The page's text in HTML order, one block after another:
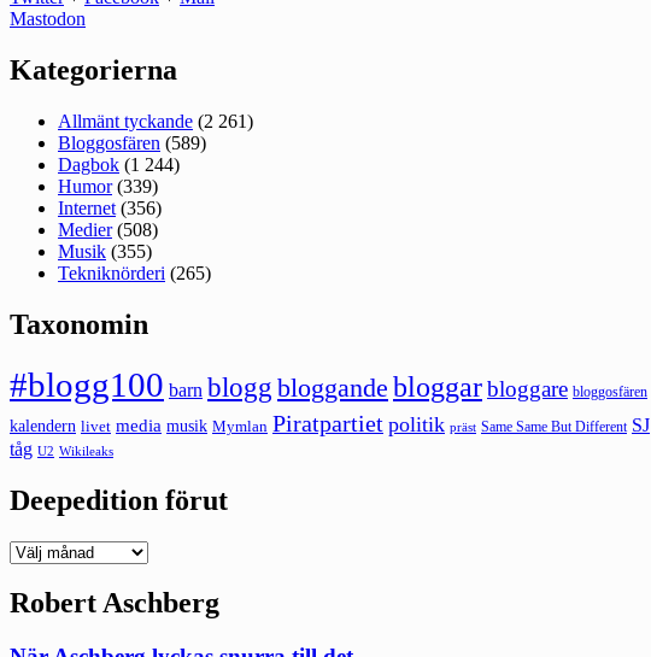
Mastodon
Kategorierna
Allmänt tyckande (2 261)
Bloggosfären (589)
Dagbok (1 244)
Humor(339)
Internet (356)
Medier(508)
Musik (355)
Tekniknörderi (265)
Taxonomin
#blogg100 barn blogg bloggande bloggarbloggare bloggosfären
kalendern livet media musik Mymlan Piratpartiet politik präst Same Same But Different SJ
tåg U2 Wikileaks
Deepedition förut
Deepedition
Robert Aschberg